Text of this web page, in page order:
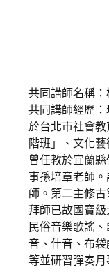
共同講師名稱：
共同講師經歷
於台北市社會
階班」、文化
曾任教於宜蘭
事孫培章老師
師。第二主修
拜師已故國寶
民俗音樂歌謠
音、什音、布
等並研習彈奏月